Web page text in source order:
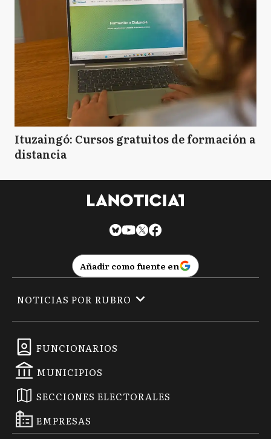
Ituzaingó: Cursos gratuitos de formación a
distancia
Añadir como fuente en
FUNCIONARIOS
MUNICIPIOS
SECCIONES ELECTORALES
EMPRESAS
NOTICIAS POR RUBRO